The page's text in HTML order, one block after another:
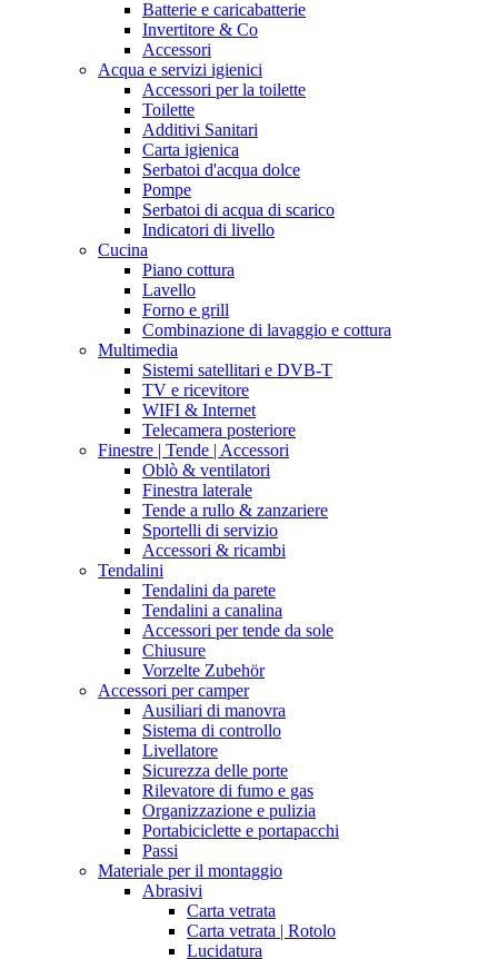
Batterie e caricabatterie
Invertitore & Co
Accessori
Acqua e servizi igienici
Accessori per la toilette
Toilette
Additivi Sanitari
Carta igienica
Serbatoi d'acqua dolce
Pompe
Serbatoi di acqua di scarico
Indicatori di livello
Cucina
Piano cottura
Lavello
Forno e grill
Combinazione di lavaggio e cottura
Multimedia
Sistemi satellitari e DVB-T
TV e ricevitore
WIFI & Internet
Telecamera posteriore
Finestre | Tende | Accessori
Oblò & ventilatori
Finestra laterale
Tende a rullo & zanzariere
Sportelli di servizio
Accessori & ricambi
Tendalini
Tendalini da parete
Tendalini a canalina
Accessori per tende da sole
Chiusure
Vorzelte Zubehör
Accessori per camper
Ausiliari di manovra
Sistema di controllo
Livellatore
Sicurezza delle porte
Rilevatore di fumo e gas
Organizzazione e pulizia
Portabiciclette e portapacchi
Passi
Materiale per il montaggio
Abrasivi
Carta vetrata
Carta vetrata | Rotolo
Lucidatura